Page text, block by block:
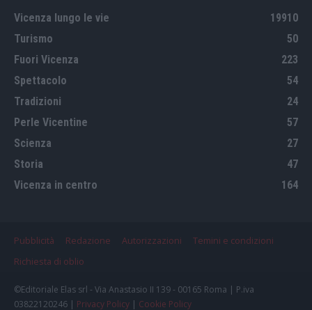
Vicenza lungo le vie
19910
Turismo
50
Fuori Vicenza
223
Spettacolo
54
Tradizioni
24
Perle Vicentine
57
Scienza
27
Storia
47
Vicenza in centro
164
Pubblicità Redazione Autorizzazioni
Temini e condizioni
Richiesta di oblio
©Editoriale Elas srl - Via Anastasio II 139 - 00165 Roma | P.iva
03822120246 | Privacy Policy | Cookie Policy